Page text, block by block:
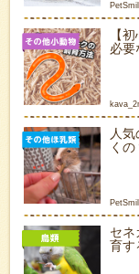
【
必要
人
くの
セネ
育す